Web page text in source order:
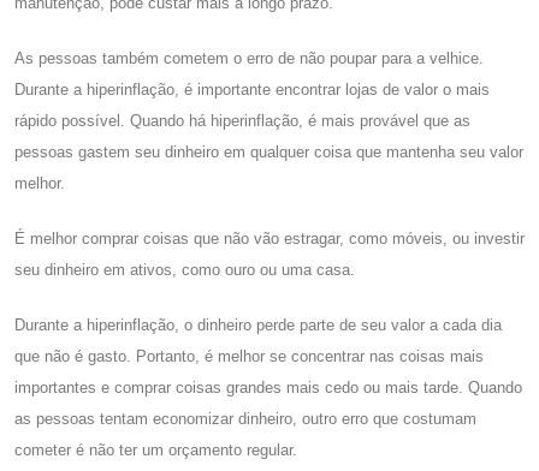
As pessoas também cometem o erro de não poupar para a velhice.
Durante a hiperinflação, é importante encontrar lojas de valor o mais
rápido possível. Quando há hiperinflação, é mais provável que as
pessoas gastem seu dinheiro em qualquer coisa que mantenha seu valor
melhor.
É melhor comprar coisas que não vão estragar, como móveis, ou investir
seu dinheiro em ativos, como ouro ou uma casa.
Durante a hiperinflação, o dinheiro perde parte de seu valor a cada dia
que não é gasto. Portanto, é melhor se concentrar nas coisas mais
importantes e comprar coisas grandes mais cedo ou mais tarde. Quando
as pessoas tentam economizar dinheiro, outro erro que costumam
cometer é não ter um orçamento regular.